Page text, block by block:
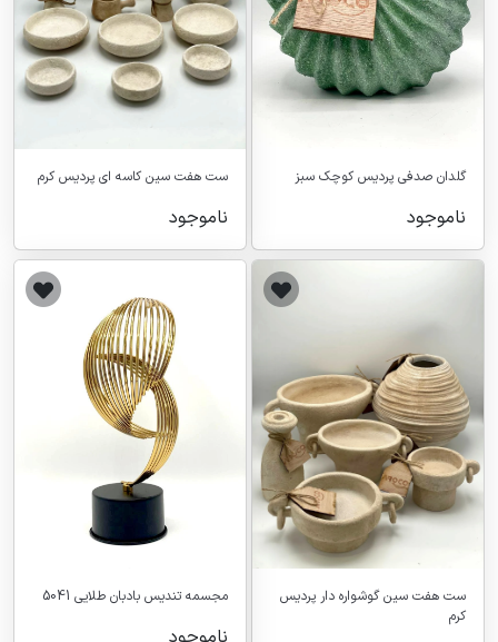
گلدان صدفی پردیس کوچک سبز
ناموجود
ست هفت سین کاسه ای پردیس کرم
ناموجود
ست هفت سین گوشواره دار پردیس
کرم
مجسمه تندیس بادبان طلایی 5041